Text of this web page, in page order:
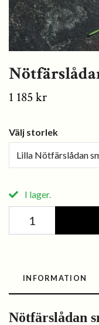
1 185 kr
Välj storlek
Lilla Nötfärslådan
I lager.
INFORMATION
Nötfärslådan